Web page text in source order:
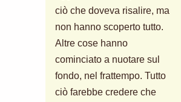
ciò che doveva risalire, ma
non hanno scoperto tutto.
Altre cose hanno
cominciato a nuotare sul
fondo, nel frattempo. Tutto
ciò farebbe credere che